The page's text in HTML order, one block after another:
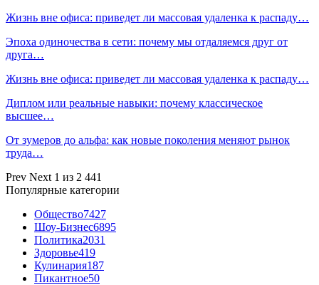
Жизнь вне офиса: приведет ли массовая удаленка к распаду…
Эпоха одиночества в сети: почему мы отдаляемся друг от
друга…
Жизнь вне офиса: приведет ли массовая удаленка к распаду…
Диплом или реальные навыки: почему классическое
высшее…
От зумеров до альфа: как новые поколения меняют рынок
труда…
Prev Next 1 из 2 441
Популярные категории
Общество7427
Шоу-Бизнес6895
Политика2031
Здоровье419
Кулинария187
Пикантное50